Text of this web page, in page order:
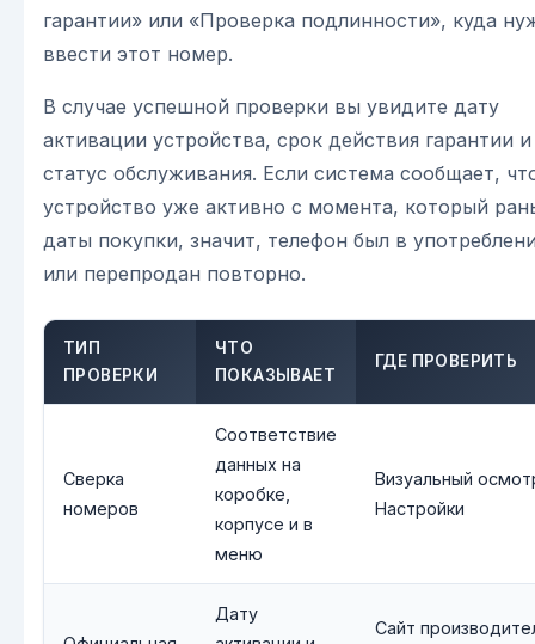
гарантии» или «Проверка подлинности», куда
ввести этот номер.
В случае успешной проверки вы увидите дату
активации устройства, срок действия гарантии и
статус обслуживания. Если система сообщает,
устройство уже активно с момента, который
даты покупки, значит, телефон был в
или перепродан повторно.
ТИП
ПРОВЕРКИ
ЧТО
ПОКАЗЫВАЕТ
ГДЕ ПРОВЕРИТЬ
Сверка
номеров
Соответствие
данных на
коробке,
корпусе и в
меню
Визуальный
Настройки
Дату
Сайт